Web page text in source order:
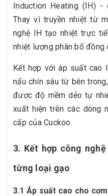
Induction Heating (IH)
Thay vì truyền nhiệt từ
nghệ IH tạo nhiệt trực
nhiệt lượng phân bố đồng
Kết hợp với áp suất cao
nấu chín sâu từ bên
được độ mềm dẻo tự
xuất hiện trên các dòng
cấp của Cuckoo.
3. Kết hợp công
từng loại gạo
3.1 Áp suất cao cho